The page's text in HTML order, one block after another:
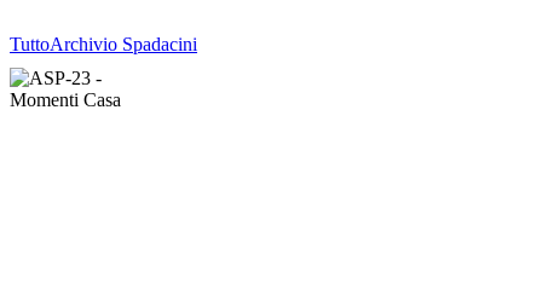
TuttoArchivio Spadacini